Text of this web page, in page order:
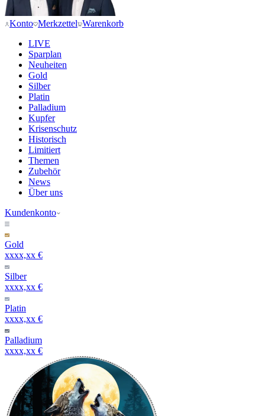
Konto Merkzettel Warenkorb
LIVE
Sparplan
Neuheiten
Gold
Silber
Platin
Palladium
Kupfer
Krisenschutz
Historisch
Limitiert
Themen
Zubehör
News
Über uns
Kundenkonto
Gold
xxxx,xx €
Silber
xxxx,xx €
Platin
xxxx,xx €
Palladium
xxxx,xx €